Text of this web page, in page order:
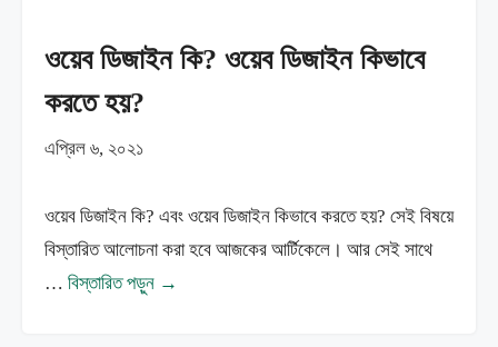
ওয়েব ডিজাইন কি? ওয়েব ডিজাইন কিভাবে
করতে হয়?
এপ্রিল ৬, ২০২১
ওয়েব ডিজাইন কি? এবং ওয়েব ডিজাইন কিভাবে করতে হয়? সেই বিষয়ে
বিস্তারিত আলোচনা করা হবে আজকের আর্টিকেলে। আর সেই সাথে
… বিস্তারিত পড়ুন →